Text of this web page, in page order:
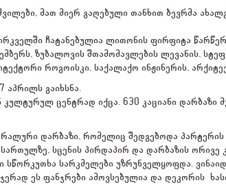
მათ მიერ გაღებული თანხით ბევრმა
ჩატანებულია ლითონის ფირფიტა
ზუბალოვის შთამომავლების ლევანის,
როგოისკი, საქალაქო ინჟინერის,
გაიხსნა.
ცენტრად იქცა. 630 კაციანი დარბაზი
დარბაზი, რომელიც შედგებოდა პარტერის
სცენის პირდაპირ და დარბაზის ორივე
სარკმელები უზრუნველყოფდა.
ეს ფანჯრები ამოვსებულია და დეკორის